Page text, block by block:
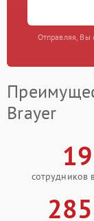
Отправляя, Вы
Brayer
19
сотрудников